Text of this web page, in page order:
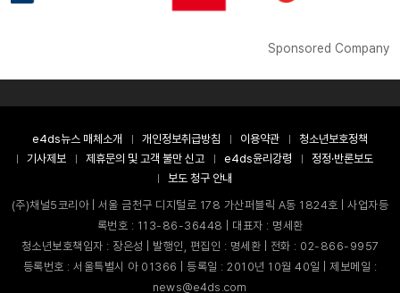
Sponsored Company
e4ds뉴스 매체소개 개인정보취급방침 이용약관
청소년보호정책
기사제보
제휴문의 및 고객 불만 신고 e4ds윤리강령
정정·반론보도
보도 청구 안내
(주)채널5코리아 | 서울 금천구 디지털로 178 가산퍼블릭 A동 1824호 | 사업자등
록번호 : 113-86-36448 | 대표자 : 명세환
청소년보호책임자 : 장은성 | 발행인, 편집인 : 명세환 | 전화 : 02-866-9957
등록번호 : 서울특별시 아 01366 | 등록일 : 2010년 10월 40일 | 제보메일 :
news@e4ds.com